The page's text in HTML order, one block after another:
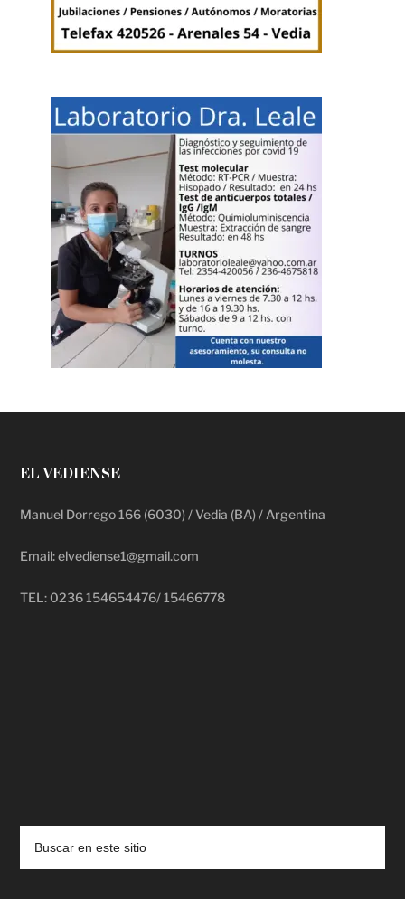
EL VEDIENSE
Manuel Dorrego 166 (6030) / Vedia (BA) / Argentina
Email: elvediense1@gmail.com
TEL: 0236 154654476/ 15466778